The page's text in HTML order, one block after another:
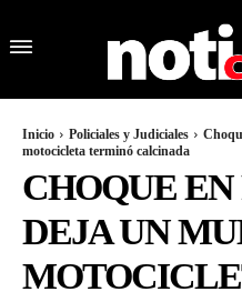
Inicio Policiales y Judiciales
motocicleta terminó calcinada
CHOQUE EN
DEJA UN